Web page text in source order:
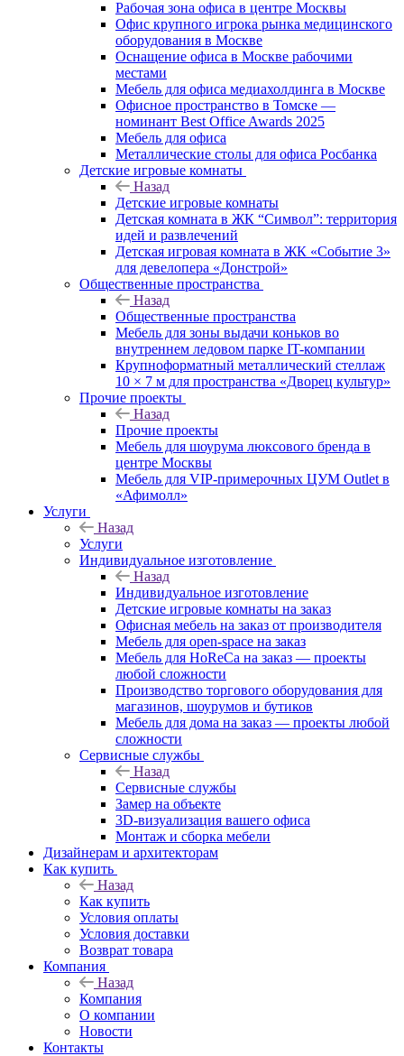
Рабочая зона офиса в центре Москвы
Офис крупного игрока рынка медицинского
оборудования в Москве
Оснащение офиса в Москве рабочими
местами
Мебель для офиса медиахолдинга в Москве
Офисное пространство в Томске —
номинант Best Office Awards 2025
Мебель для офиса
Металлические столы для офиса Росбанка
Детские игровые комнаты
Назад
Детские игровые комнаты
Детская комната в ЖК “Символ”: территория
идей и развлечений
Детская игровая комната в ЖК «Событие 3»
для девелопера «Донстрой»
Общественные пространства
Назад
Общественные пространства
Мебель для зоны выдачи коньков во
внутреннем ледовом парке IT-компании
Крупноформатный металлический стеллаж
10 × 7 м для пространства «Дворец культур»
Прочие проекты
Назад
Прочие проекты
Мебель для шоурума люксового бренда в
центре Москвы
Мебель для VIP-примерочных ЦУМ Outlet в
«Афимолл»
Услуги
Назад
Услуги
Индивидуальное изготовление
Назад
Индивидуальное изготовление
Детские игровые комнаты на заказ
Офисная мебель на заказ от производителя
Мебель для open-space на заказ
Мебель для HoReCa на заказ — проекты
любой сложности
Производство торгового оборудования для
магазинов, шоурумов и бутиков
Мебель для дома на заказ — проекты любой
сложности
Сервисные службы
Назад
Сервисные службы
Замер на объекте
3D-визуализация вашего офиса
Монтаж и сборка мебели
Дизайнерам и архитекторам
Как купить
Назад
Как купить
Условия оплаты
Условия доставки
Возврат товара
Компания
Назад
Компания
О компании
Новости
Контакты